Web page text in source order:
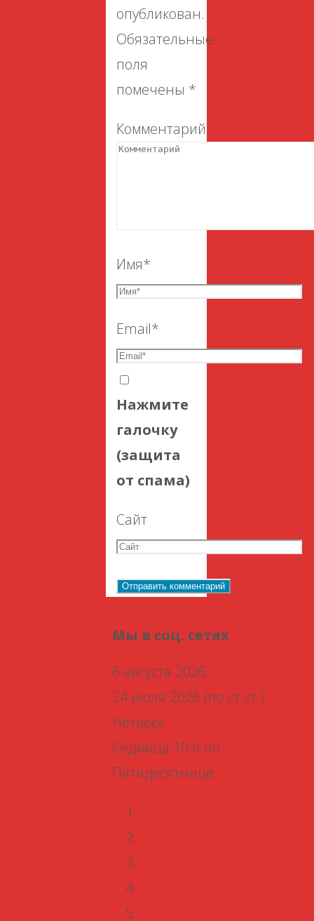
опубликован.
Обязательные
поля
помечены *
Комментарий
Имя*
Email*
Нажмите
галочку
(защита
от спама)
Сайт
Мы в соц. сетях
6 августа 2026
24 июля 2026 (по ст.ст.)
Четверг
Седмица 10-я по
Пятидесятнице